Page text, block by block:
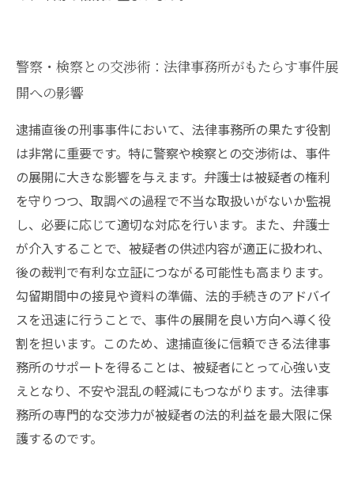
警察・検察との交渉術：法律事務所がもたらす事件展
開への影響
逮捕直後の刑事事件において、法律事務所の果たす役割
は非常に重要です。特に警察や検察との交渉術は、事件
の展開に大きな影響を与えます。弁護士は被疑者の権利
を守りつつ、取調べの過程で不当な取扱いがないか監視
し、必要に応じて適切な対応を行います。また、弁護士
が介入することで、被疑者の供述内容が適正に扱われ、
後の裁判で有利な立証につながる可能性も高まります。
勾留期間中の接見や資料の準備、法的手続きのアドバイ
スを迅速に行うことで、事件の展開を良い方向へ導く役
割を担います。このため、逮捕直後に信頼できる法律事
務所のサポートを得ることは、被疑者にとって心強い支
えとなり、不安や混乱の軽減にもつながります。法律事
務所の専門的な交渉力が被疑者の法的利益を最大限に保
護するのです。